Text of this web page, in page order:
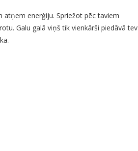
atņem enerģiju. Spriežot pēc taviem
Galu galā viņš tik vienkārši piedāvā tev